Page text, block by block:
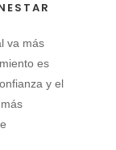
va más
es
y el